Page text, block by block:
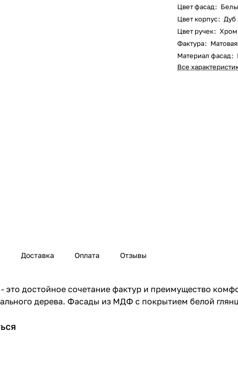
Цвет фасад:
Цвет корпус: Дуб
Цвет ручек: Хром
Фактура: Матовая
Материал фасад:
Все
Доставка Оплата Отзывы
это достойное сочетание фактур и преимущество
дерева. Фасады из МДФ с покрытием белой